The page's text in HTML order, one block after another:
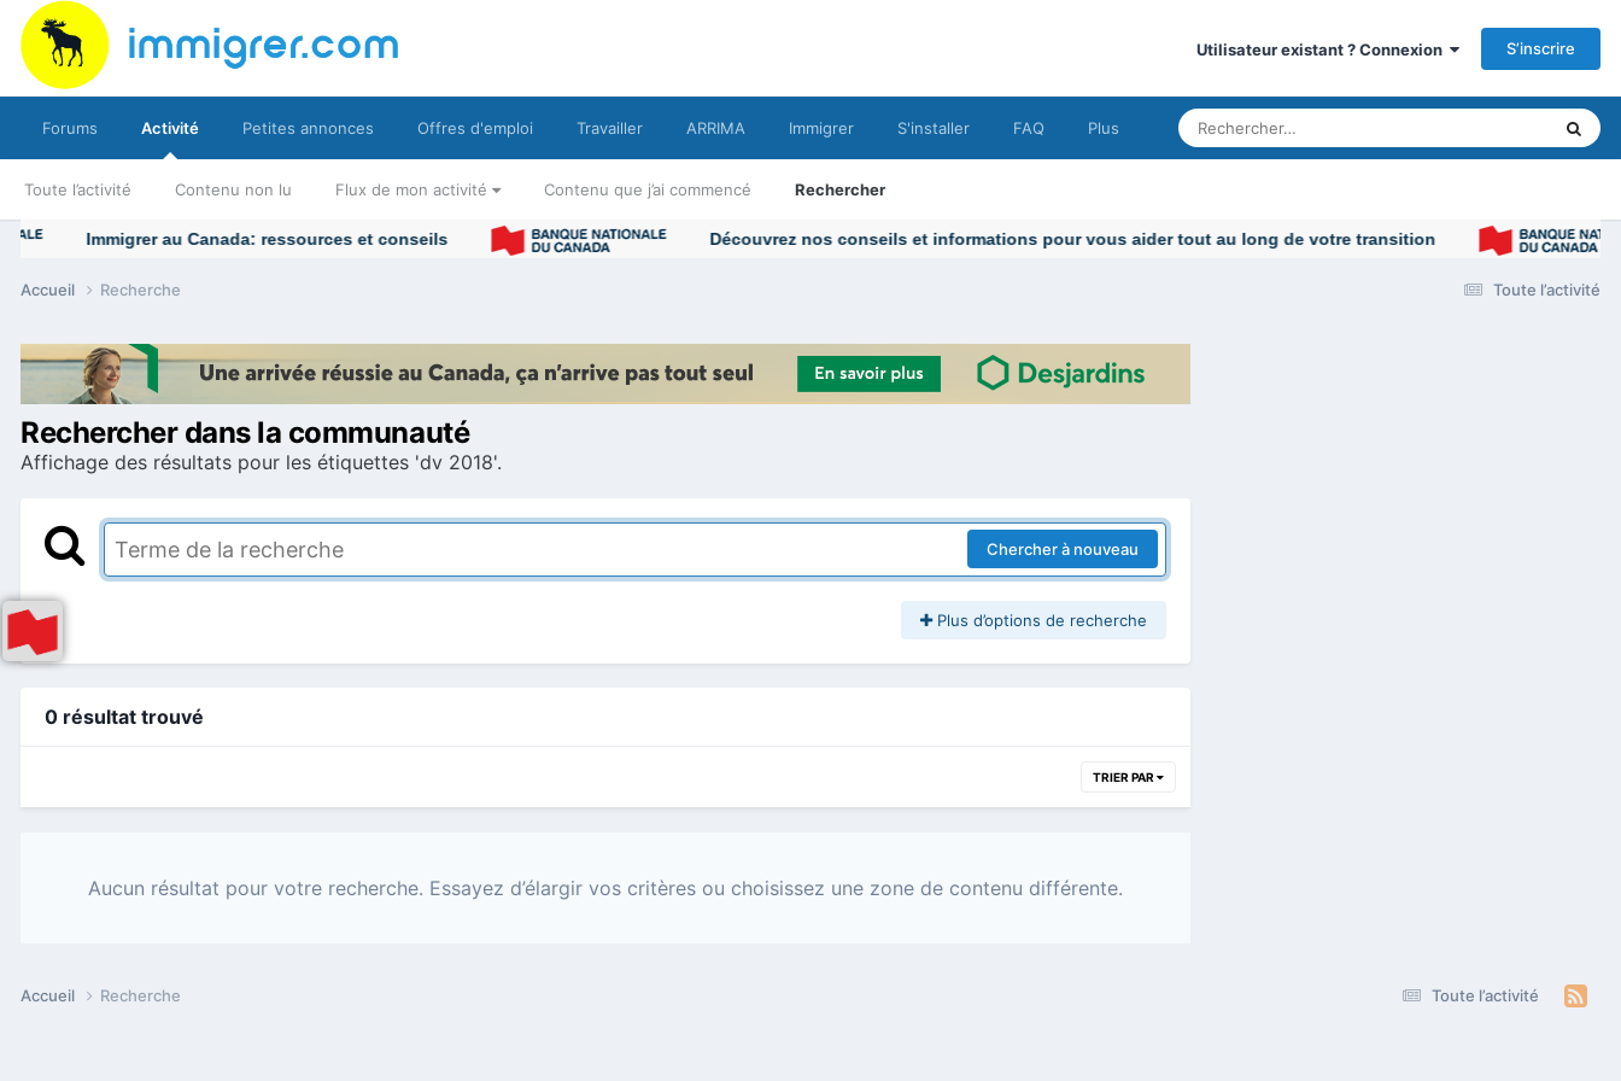
Utilisateur existant ? Connexion S’inscrire
Forums Activité
Toute l’activité Contenu non lu Flux de mon activité Contenu que j’ai commencé Rechercher
Petites annonces Offres d'emploi Travailler ARRIMA Immigrer S'installer FAQ Plus
Immigrer au Canada: ressources et conseils Découvrez nos conseils et informations pour vous aider tout au long de votre transition
Toute l’activité
Accueil Recherche
Rechercher dans la communauté
Affichage des résultats pour les étiquettes 'dv 2018'.
Chercher à nouveau
Plus d’options de recherche
0 résultat trouvé
TRIER PAR
Aucun résultat pour votre recherche. Essayez d’élargir vos critères ou choisissez une zone de contenu différente.
Toute l’activité
Accueil Recherche